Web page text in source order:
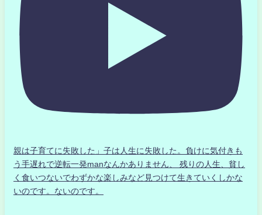
親は子育てに失敗した」子は人生に失敗した。負けに気付きも
う手遅れで逆転一発manなんかありません、 残りの人生、貧し
く食いつないでわずかな楽しみなど見つけて生きていくしかな
いのです。ないのです。